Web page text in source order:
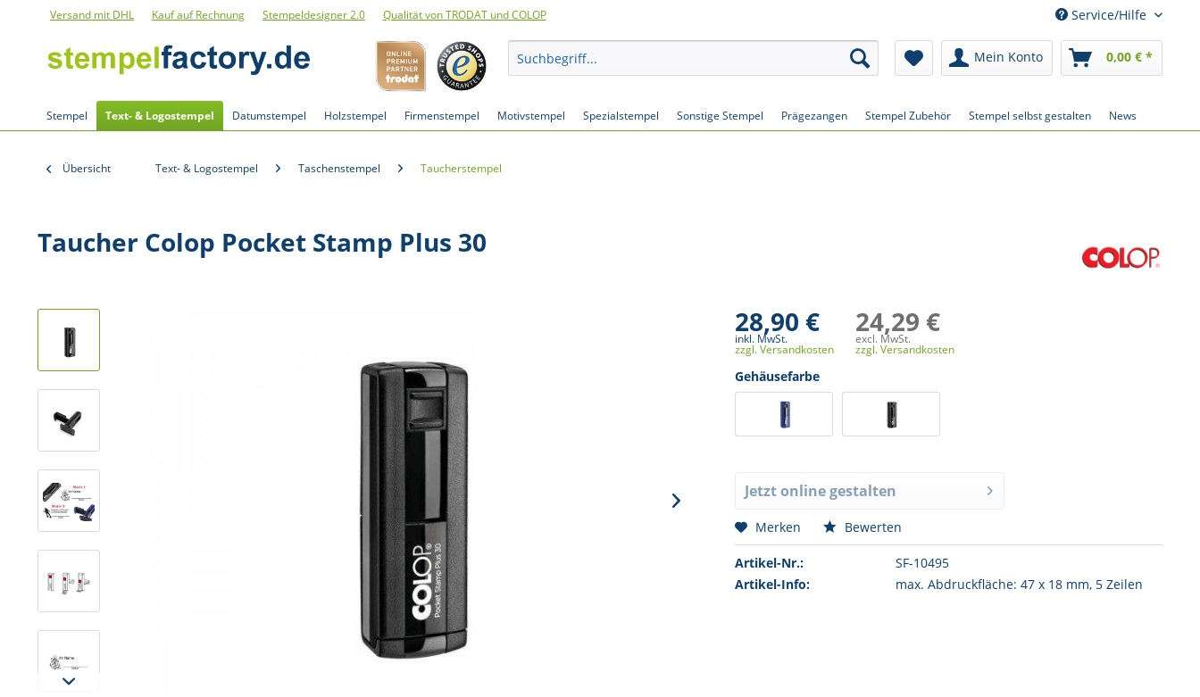
Versand mit DHL Kauf auf Rechnung Stempeldesigner 2.0 Qualität von TRODAT und COLOP Service/Hilfe
Mein Konto 0,00 € *
Stempel Text- & Logostempel Datumstempel Holzstempel Firmenstempel Motivstempel Spezialstempel Sonstige Stempel Prägezangen Stempel Zubehör Stempel selbst gestalten News
Übersicht Text- & Logostempel Taschenstempel Taucherstempel
Taucher Colop Pocket Stamp Plus 30
28,90 €
inkl. MwSt.
zzgl. Versandkosten
24,29 €
excl. MwSt.
zzgl. Versandkosten
Gehäusefarbe
Jetzt online gestalten
Merken Bewerten
Artikel-Nr.:
SF-10495
Artikel-Info:
max. Abdruckfläche: 47 x 18 mm, 5 Zeilen